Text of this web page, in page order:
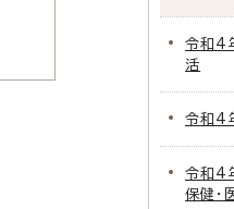
令和4
活
令和4
令和4
保健・